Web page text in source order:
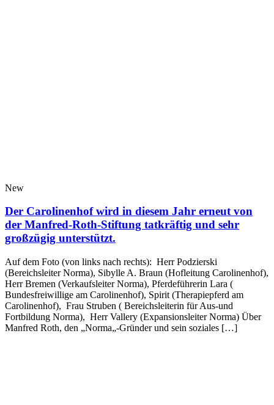
New
Der Carolinenhof wird in diesem Jahr erneut von
der Manfred-Roth-Stiftung tatkräftig und sehr
großzügig unterstützt.
Auf dem Foto (von links nach rechts): Herr Podzierski
(Bereichsleiter Norma), Sibylle A. Braun (Hofleitung Carolinenhof),
Herr Bremen (Verkaufsleiter Norma), Pferdeführerin Lara (
Bundesfreiwillige am Carolinenhof), Spirit (Therapiepferd am
Carolinenhof), Frau Struben ( Bereichsleiterin für Aus-und
Fortbildung Norma), Herr Vallery (Expansionsleiter Norma) Über
Manfred Roth, den „Norma„-Gründer und sein soziales […]